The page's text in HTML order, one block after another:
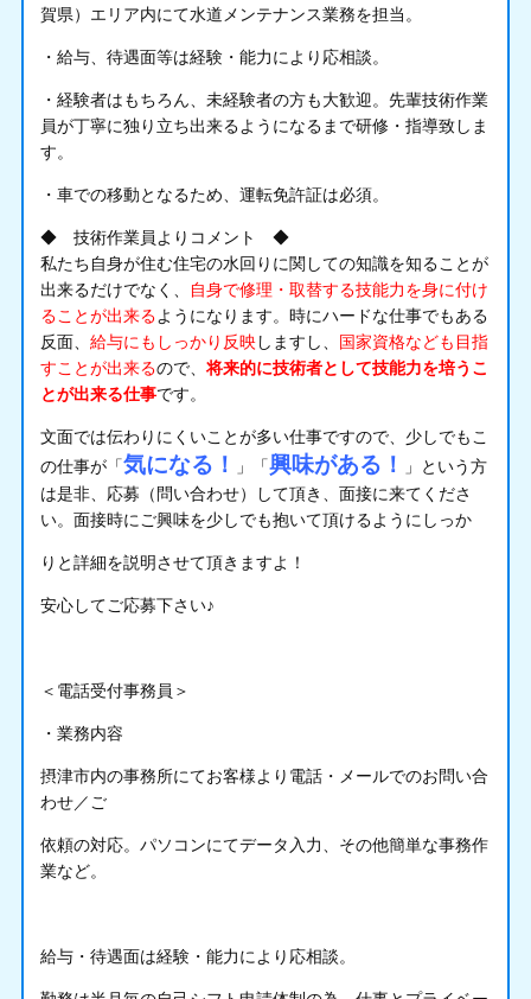
賀県）エリア内にて水道メンテナンス業務を担当。
・給与、待遇面等は経験・能力により応相談。
・経験者はもちろん、未経験者の方も大歓迎。先輩技術作業
員が丁寧に独り立ち出来るようになるまで研修・指導致しま
す。
・車での移動となるため、運転免許証は必須。
◆ 技術作業員よりコメント ◆
私たち自身が住む住宅の水回りに関しての知識を知ることが
出来るだけでなく、
自身で修理・取替する技能力を身に付け
ることが出来るようになります。時にハードな仕事でもある
反面、 給与にもしっかり反映しますし、 国家資格なども目指
すことが出来るので、将来的に技術者として技能力を培うこ
とが出来る仕事です。
文面では伝わりにくいことが多い仕事ですので、少しでもこ
の仕事が「気になる！ 」「興味がある！
」という方
は是非、応募（問い合わせ）して頂き、面接に来てくださ
い。面接時にご興味を少しでも抱いて頂けるようにしっか
りと詳細を説明させて頂きますよ！
安心してご応募下さい♪
＜電話受付事務員＞
・業務内容
摂津市内の事務所にてお客様より電話・メールでのお問い合
わせ／ご
依頼の対応。パソコンにてデータ入力、その他簡単な事務作
業など。
給与・待遇面は経験・能力により応相談。